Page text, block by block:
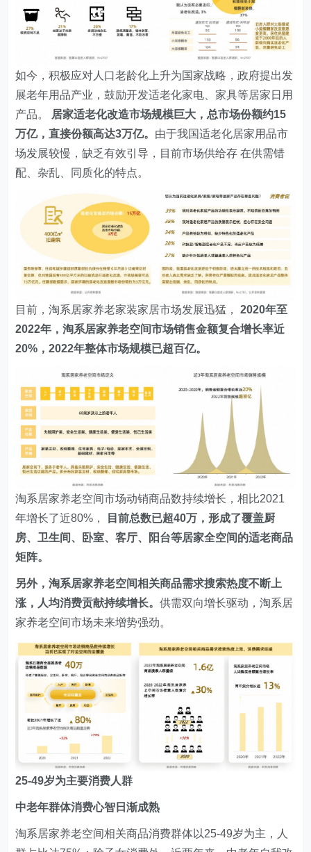
如今，积极应对人口老龄化上升为国家战略，政府提出发
展老年用品产业，鼓励开发适老化家电、家具等居家日用
产品。
居家适老化改造市场规模巨大，总市场份额约15
万亿，直接份额高达3万亿。 由于我国适老化居家用品市
场发展较慢，缺乏有效引导，目前市场供给存 在供需错
配、杂乱、同质化的特点。
目前，淘系居家养老家装家居市场发展迅猛，2020年至
2022年，淘系居家养老空间市场销售金额复合增长率近
20%，2022年整体市场规模已超百亿。
淘系居家养老空间市场动销商品数持续增长，相比2021
年增长了近80%，
目前总数已超40万，形成了覆盖厨
房、卫生间、卧室、客厅、阳台等居家全空间的适老商品
矩阵。
另外，淘系居家养老空间相关商品需求搜索热度不断上
涨，人均消费贡献持续增长。供需双向增长驱动，淘系居
家养老空间市场未来增势强劲。
25-49岁为主要消费人群
中老年群体消费心智日渐成熟
淘系居家养老空间相关商品消费群体以25-49岁为主，人